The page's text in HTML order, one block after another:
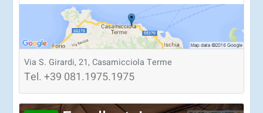
Via S. Girardi, 21, Casamicciola Terme
Tel.+39 081.1975.1975